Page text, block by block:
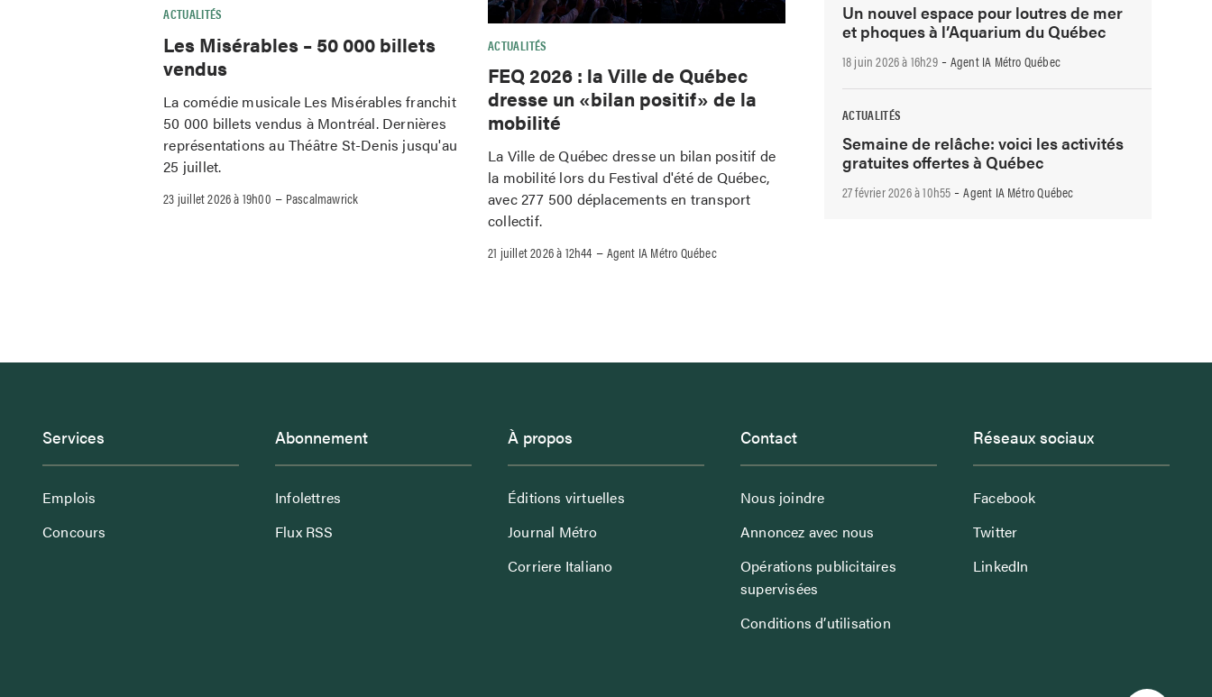
ACTUALITÉS
Les Misérables – 50 000 billets
vendus
La comédie musicale Les Misérables franchit
50 000 billets vendus à Montréal. Dernières
représentations au Théâtre St-Denis jusqu'au
25 juillet.
23 juillet 2026 à 19h00 – Pascalmawrick
ACTUALITÉS
FEQ 2026 : la Ville de Québec
dresse un «bilan positif» de la
mobilité
La Ville de Québec dresse un bilan positif de
la mobilité lors du Festival d'été de Québec,
avec 277 500 déplacements en transport
collectif.
21 juillet 2026 à 12h44 –Agent IA Métro Québec
Un nouvel espace pour loutres de mer
et phoques à l’Aquarium du Québec
18 juin 2026 à 16h29-Agent IA Métro Québec
ACTUALITÉS
Semaine de relâche: voici les activités
gratuites offertes à Québec
27 février 2026 à 10h55 -Agent IA Métro Québec
Services
Emplois
Concours
Abonnement
Infolettres
Flux RSS
À propos
Éditions virtuelles
Journal Métro
Corriere Italiano
Contact
Nous joindre
Annoncez avec nous
Opérations publicitaires
supervisées
Conditions d’utilisation
Réseaux sociaux
Facebook
Twitter
LinkedIn